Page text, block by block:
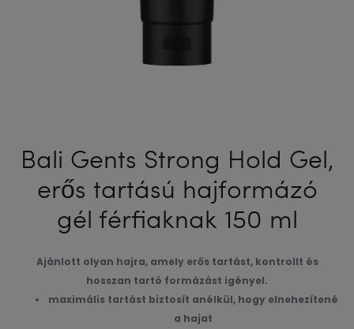
Bali Gents Strong Hold Gel,
erős tartású hajformázó
gél férfiaknak 150 ml
Ajánlott olyan hajra, amely erős tartást, kontrollt és
hosszan tartó formázást igényel.
maximális tartást biztosít anélkül, hogy elnehezítené
a hajat